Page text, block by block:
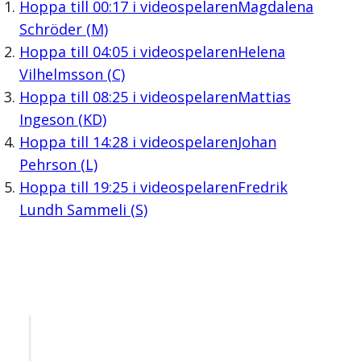
Hoppa till 00:17i videospelarenMagdalena
Schröder (M)
Hoppa till 04:05i videospelarenHelena
Vilhelmsson (C)
Hoppa till 08:25i videospelarenMattias
Ingeson (KD)
Hoppa till 14:28i videospelarenJohan
Pehrson (L)
Hoppa till 19:25i videospelarenFredrik
Lundh Sammeli (S)